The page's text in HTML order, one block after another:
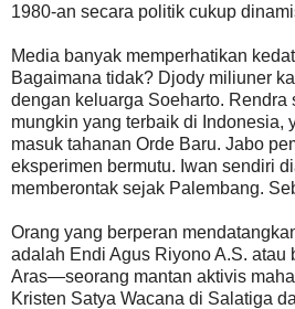
1980-an secara politik cukup
Media banyak memperhatikan
Bagaimana tidak? Djody miliuner
dengan keluarga Soeharto. Rendra
mungkin yang terbaik di Indonesia,
masuk tahanan Orde Baru. Jabo
eksperimen bermutu. Iwan sendiri
memberontak sejak Palembang.
Orang yang berperan
adalah Endi Agus Riyono A.S. atau
Aras—seorang mantan aktivis
Kristen Satya Wacana di Salatiga